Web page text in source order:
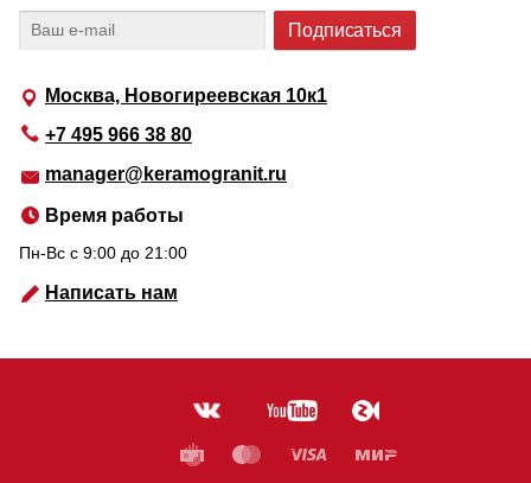
Москва, Новогиреевская 10к1
+7 495 966 38 80
manager@keramogranit.ru
Время работы
Пн-Вс c 9:00 до 21:00
Написать нам